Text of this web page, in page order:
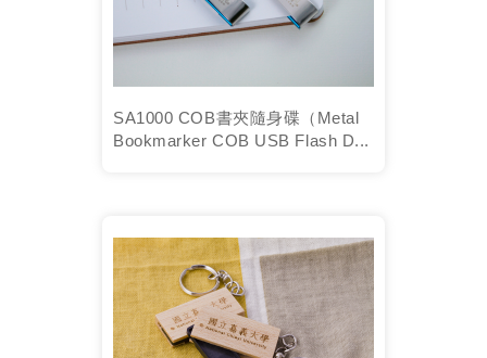
SA1000 COB書夾隨身碟（Metal
Bookmarker COB USB Flash D...